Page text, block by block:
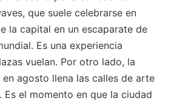
que suele celebrarse en
la capital en un escaparate de
Es una experiencia
vuelan. Por otro lado, la
agosto llena las calles de arte
el momento en que la ciudad